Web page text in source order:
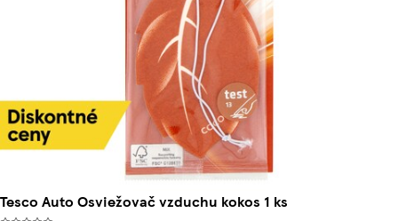
Tesco Auto Osviežovač vzduchu kokos 1 ks